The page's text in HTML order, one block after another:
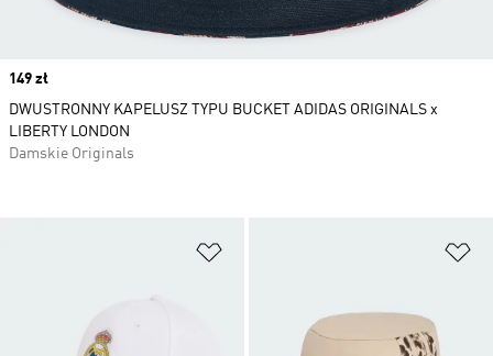
Price
149 zł
DWUSTRONNY KAPELUSZ TYPU BUCKET ADIDAS ORIGINALS x
LIBERTY LONDON
Damskie Originals